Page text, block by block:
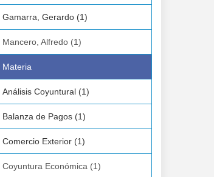
Gamarra, Gerardo (1)
Mancero, Alfredo (1)
Materia
Análisis Coyuntural (1)
Balanza de Pagos (1)
Comercio Exterior (1)
Coyuntura Económica (1)